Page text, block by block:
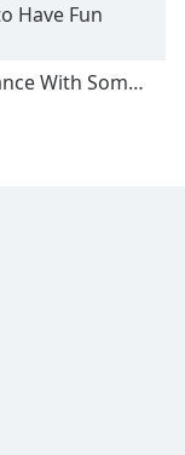
Have Fun
With Somebody